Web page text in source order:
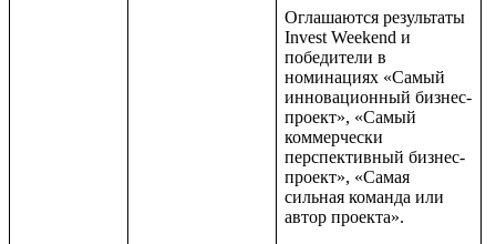
Оглашаются результаты
InvestWeekendи
победители в
номинациях «Самый
инновационный бизнес-
проект», «Самый
коммерчески
перспективный бизнес-
проект», «Самая
сильная команда или
автор проекта».